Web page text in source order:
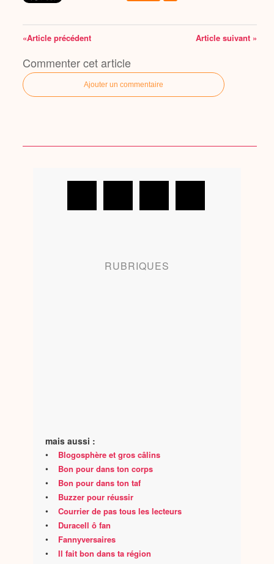
«Article précédent Article suivant »
Commenter cet article
Ajouter un commentaire
RUBRIQUES
mais aussi :
• Blogosphère et gros câlins
• Bon pour dans ton corps
• Bon pour dans ton taf
• Buzzer pour réussir
• Courrier de pas tous les lecteurs
• Duracell ô fan
• Fannyversaires
• Il fait bon dans ta région